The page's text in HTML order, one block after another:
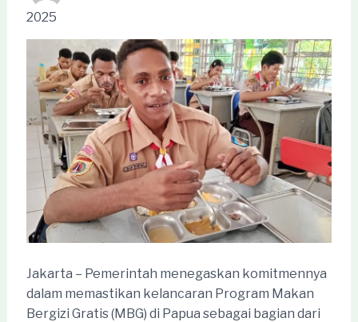
2025
Jakarta – Pemerintah menegaskan komitmennya
dalam memastikan kelancaran Program Makan
Bergizi Gratis (MBG) di Papua sebagai bagian dari